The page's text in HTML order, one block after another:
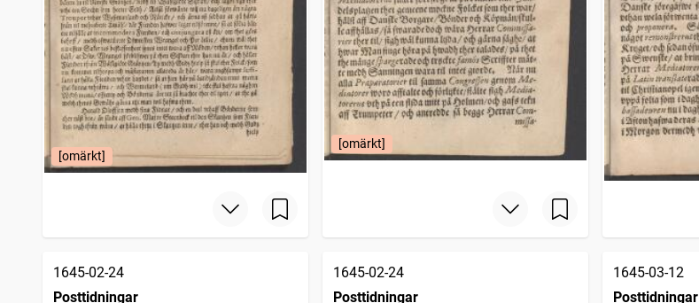
[omärkt]
[omärkt]
1645-02-24
Posttidningar
1645-02-24
Posttidningar
1645-03-12
Posttidningar